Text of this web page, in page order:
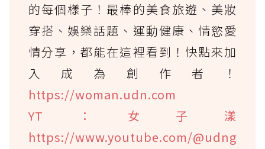
的每個樣子！最棒的美食旅遊、美妝
穿搭、娛樂話題、運動健康、情慾愛
情分享，都能在這裡看到！快點來加
入成為創作者！
https://woman.udn.com
YT：女子漾
https://www.youtube.com/@udng